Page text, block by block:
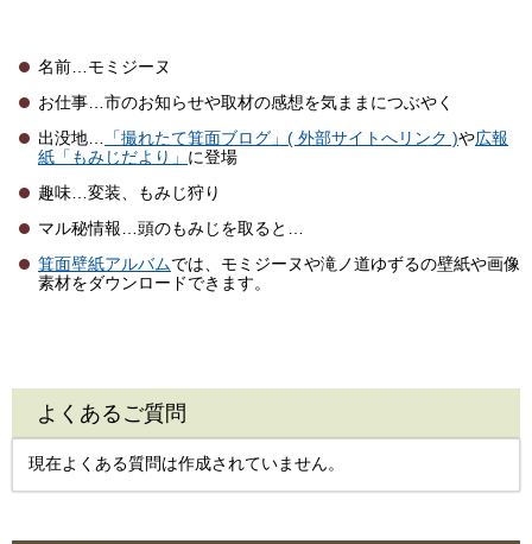
名前…モミジーヌ
お仕事…市のお知らせや取材の感想を気ままにつぶやく
出没地… 「撮れたて箕面ブログ」( 外部サイトへリンク )や広報
紙「もみじだより」 に登場
趣味…変装、もみじ狩り
マル秘情報…頭のもみじを取ると…
箕面壁紙アルバムでは、モミジーヌや滝ノ道ゆずるの壁紙や画像
素材をダウンロードできます。
よくあるご質問
現在よくある質問は作成されていません。